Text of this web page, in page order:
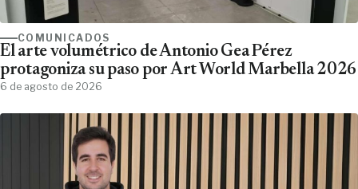
COMUNICADOS
El arte volumétrico de Antonio Gea Pérez
protagoniza su paso por Art World Marbella 2026
6 de agosto de 2026